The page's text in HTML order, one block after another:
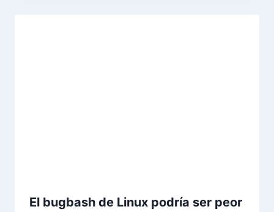
El bugbash de Linux podría ser peor